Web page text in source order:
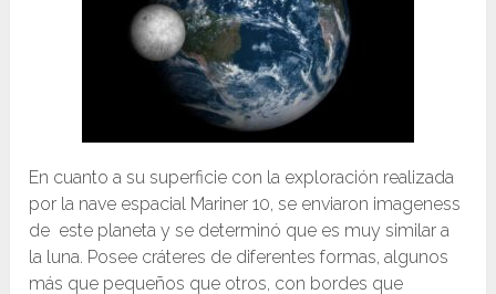
En cuanto a su superficie con la exploración realizada
por la nave espacial Mariner 10, se enviaron imageness
de este planeta y se determinó que es muy similar a
la luna. Posee cráteres de diferentes formas, algunos
más que pequeños que otros, con bordes que